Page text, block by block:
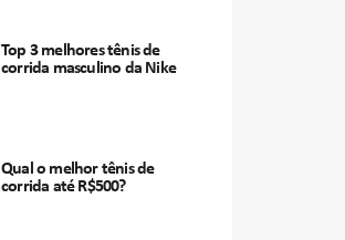
Top 3 melhores tênis de
corrida masculino da Nike
Qual o melhor tênis de
corrida até R$500?